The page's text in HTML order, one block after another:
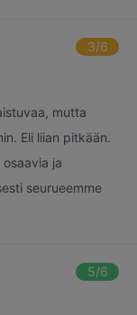
3/6
mutta
Eli liian pitkään.
ja
seurueemme
5/6